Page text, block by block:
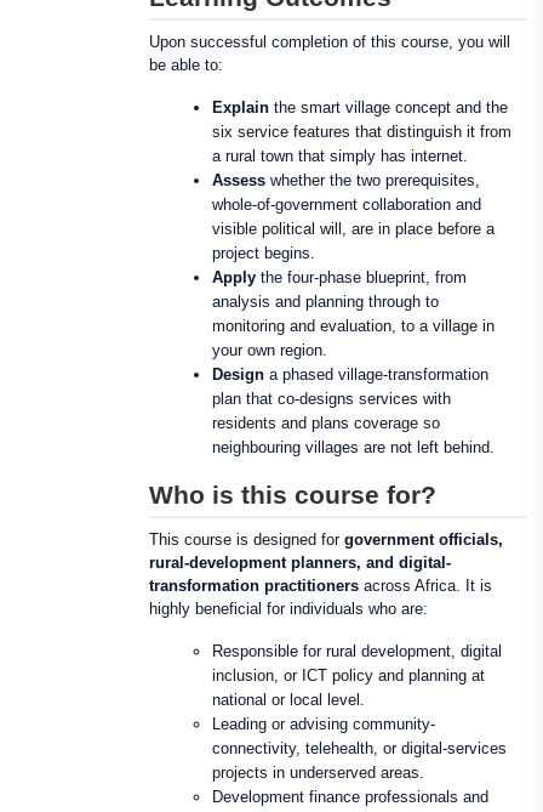
Upon successful completion of this course, you will
be able to:
Explain the smart village concept and the
six service features that distinguish it from
a rural town that simply has internet.
Assess whether the two prerequisites,
whole-of-government collaboration and
visible political will, are in place before a
project begins.
Apply the four-phase blueprint, from
analysis and planning through to
monitoring and evaluation, to a village in
your own region.
Design a phased village-transformation
plan that co-designs services with
residents and plans coverage so
neighbouring villages are not left behind.
Who is this course for?
This course is designed for government officials,
rural-development planners, and digital-
transformation practitioners across Africa. It is
highly beneficial for individuals who are:
Responsible for rural development, digital
inclusion, or ICT policy and planning at
national or local level.
Leading or advising community-
connectivity, telehealth, or digital-services
projects in underserved areas.
Development finance professionals and